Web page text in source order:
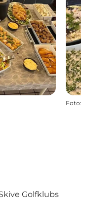
Foto:
Folie
Golfklubs